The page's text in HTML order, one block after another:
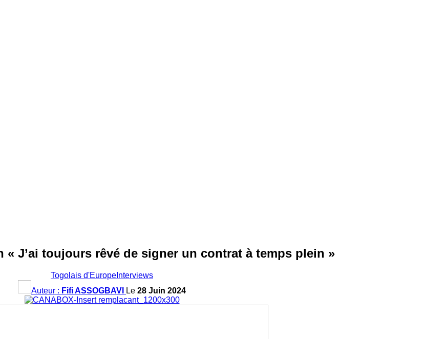
« J’ai toujours rêvé de signer un contrat à temps plein »
Togolais d'Europe Interviews
Auteur : Fifi ASSOGBAVI Le 28 Juin 2024